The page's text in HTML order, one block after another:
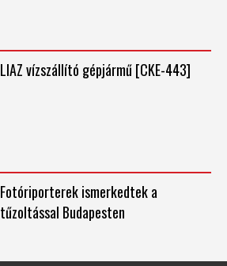
LIAZ vízszállító gépjármű [CKE-443]
Fotóriporterek ismerkedtek a
tűzoltással Budapesten